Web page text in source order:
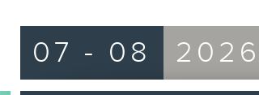
07 - 08 2026